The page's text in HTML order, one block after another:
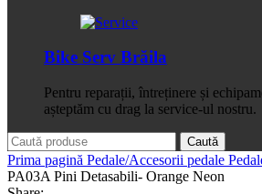
Bike Serv Brăila
Pentru reparații, întreținere și
așteptăm cu drag la service-ul nostru.
Caută
Prima pagină Pedale/Accesorii pedale
PA03A Pini Detasabili- Orange Neon